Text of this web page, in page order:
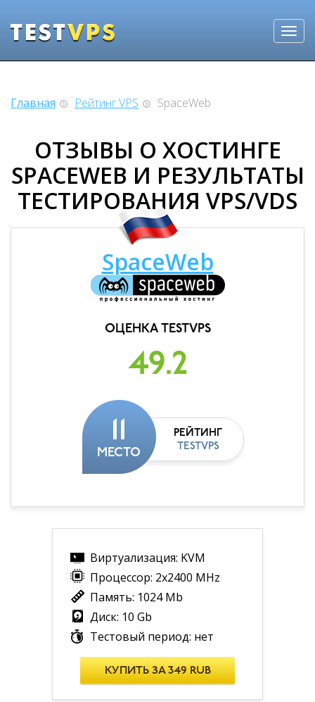
Главная Рейтинг VPS SpaceWeb
ОТЗЫВЫ О ХОСТИНГЕ
SPACEWEB И РЕЗУЛЬТАТЫ
ТЕСТИРОВАНИЯ VPS/VDS
SpaceWeb
ОЦЕНКА TESTVPS
49.2
11
МЕСТО
РЕЙТИНГ
TESTVPS
Виртуализация: KVM
Процессор: 2х2400 MHz
Память: 1024 Mb
Диск: 10 Gb
Тестовый период: нет
КУПИТЬ ЗА 349 RUB